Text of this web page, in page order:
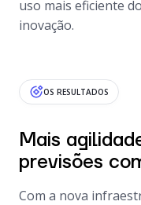
uso mais eficiente
inovação.
OS RESULTADOS
Mais
previsões
Com a nova